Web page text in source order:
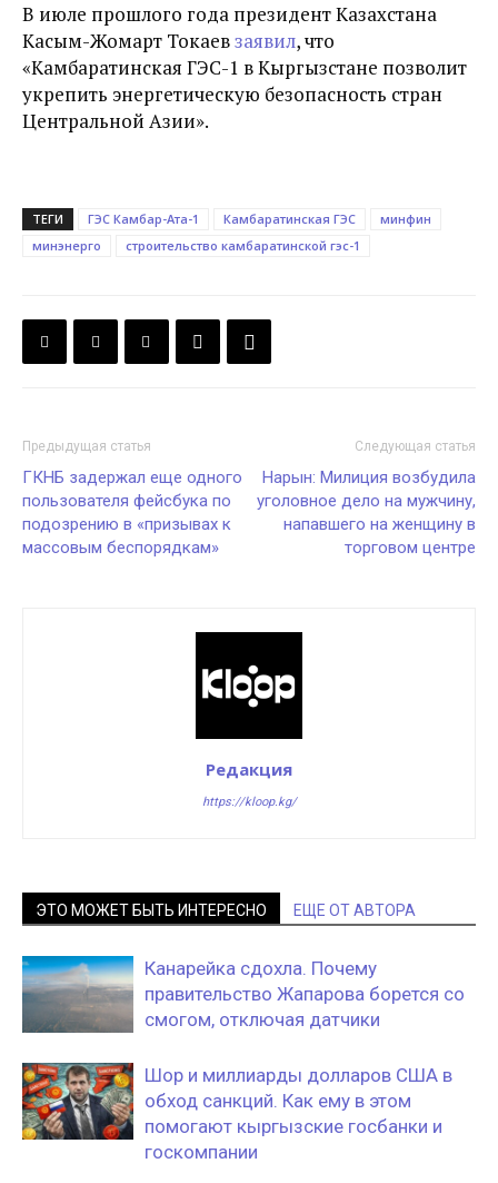
В июле прошлого года президент Казахстана
Касым-Жомарт Токаевзаявил, что
«Камбаратинская ГЭС-1 в Кыргызстане позволит
укрепить энергетическую безопасность стран
Центральной Азии».
ТЕГИ ГЭС Камбар-Ата-1 Камбаратинская ГЭС
минфин
минэнерго
строительство камбаратинской гэс-1
Предыдущая статья
ГКНБ задержал еще одного
пользователя фейсбука по
подозрению в «призывах к
массовым беспорядкам»
Следующая статья
Нарын: Милиция возбудила
уголовное дело на мужчину,
напавшего на женщину в
торговом центре
Редакция
https://kloop.kg/
ЭТО МОЖЕТ БЫТЬ ИНТЕРЕСНО ЕЩЕ ОТ АВТОРА
Канарейка сдохла. Почему
правительство Жапарова борется со
смогом, отключая датчики
Шор и миллиарды долларов США в
обход санкций. Как ему в этом
помогают кыргызские госбанки и
госкомпании